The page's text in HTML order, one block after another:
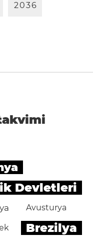
2036
Devletleri
Avusturya
Brezilya